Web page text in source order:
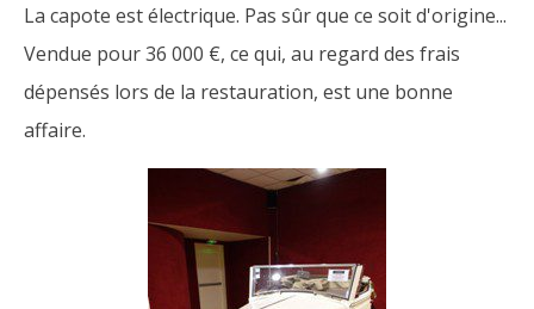
La capote est électrique. Pas sûr que ce soit d'origine...
Vendue pour 36 000 €, ce qui, au regard des frais
dépensés lors de la restauration, est une bonne
affaire.